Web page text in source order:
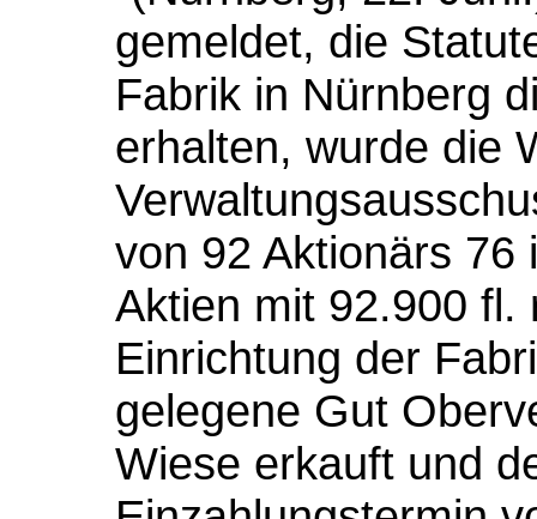
gemeldet, die
Fabrik in Nürnberg
erhalten, wurde die
von 92 Aktionärs 76
Aktien mit 92.900 fl.
Einrichtung der
gelegene Gut
Wiese erkauft und